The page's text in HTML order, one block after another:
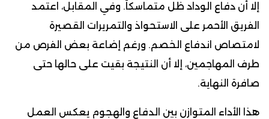
إلا أن دفاع الوداد ظل متماسكاً. وفي المقابل، اعتمد
الفريق الأحمر على الاستحواذ والتمريرات القصيرة
لامتصاص اندفاع الخصم. ورغم إضاعة بعض الفرص من
طرف المهاجمين، إلا أن النتيجة بقيت على حالها حتى
صافرة النهاية.
هذا الأداء المتوازن بين الدفاع والهجوم يعكس العمل